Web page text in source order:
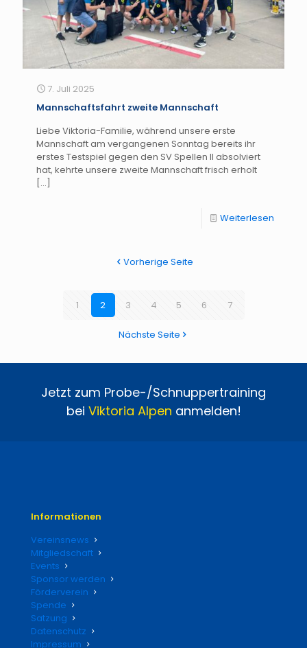
7. Juli 2025
Mannschaftsfahrt zweite Mannschaft
Liebe Viktoria-Familie, während unsere erste
Mannschaft am vergangenen Sonntag bereits ihr
erstes Testspiel gegen den SV Spellen II absolviert
hat, kehrte unsere zweite Mannschaft frisch erholt
[…]
Weiterlesen
Vorherige Seite
1 2 3 4 5 6 7
Nächste Seite
Jetzt zum Probe-/Schnuppertraining
bei Viktoria Alpen anmelden!
Informationen
Vereinsnews
Mitgliedschaft
Events
Sponsor werden
Förderverein
Spende
Satzung
Datenschutz
Impressum